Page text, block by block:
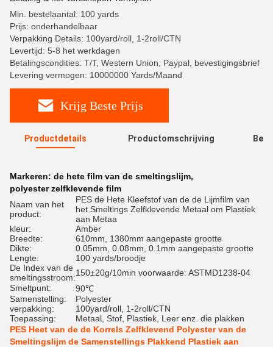
Min. bestelaantal: 100 yards
Prijs: onderhandelbaar
Verpakking Details: 100yard/roll, 1-2roll/CTN
Levertijd: 5-8 het werkdagen
Betalingscondities: T/T, Western Union, Paypal, bevestigingsbrief
Levering vermogen: 10000000 Yards/Maand
Krijg Beste Prijs
Productdetails Productomschrijving
Markeren: de hete film van de smeltingslijm,
polyester zelfklevende film
Naam van het
product:
PES de Hete Kleefstof van de de Lijmfilm van
het Smeltings Zelfklevende Metaal om Plastiek
aan Metaa
kleur:
Amber
Breedte:
610mm, 1380mm aangepaste grootte
Dikte:
0.05mm, 0.08mm, 0.1mm aangepaste grootte
Lengte:
100 yards/broodje
De Index van de
smeltingsstroom:150±20g/10min voorwaarde: ASTMD1238-04
Smeltpunt:
90℃
Samenstelling:
Polyester
verpakking:
100yard/roll, 1-2roll/CTN
Toepassing:
Metaal, Stof, Plastiek, Leer enz. die plakken
PES Heet van de de Korrels Zelfklevend Polyester van de
Smeltingslijm de Samenstellings Plakkend Plastiek aan